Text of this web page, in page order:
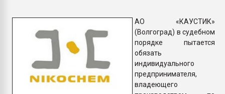
ПЕРЕЙТИ НА
АО «КАУСТИК»
(Волгоград) в судебном
порядке пытается
обязать
индивидуального
предпринимателя,
владеющего